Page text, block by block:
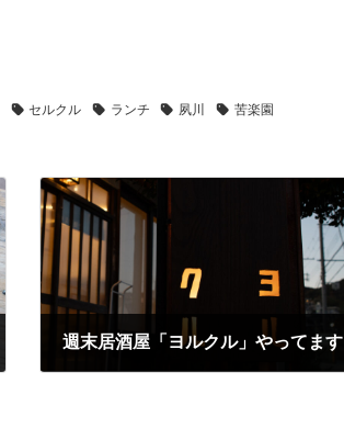
セルクル ランチ 夙川 苦楽園
週末居酒屋「ヨルクル」やってます